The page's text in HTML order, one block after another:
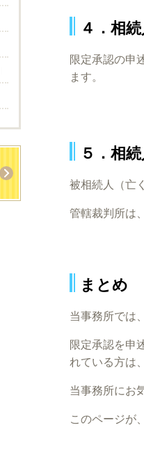
４．相
限定承認の申
ます。
５．相
被相続人（亡
管轄裁判所は
まとめ
当事務所では
限定承認を申
れている方は、
当事務所にお
このページが